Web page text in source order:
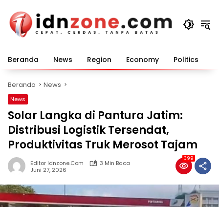
konten
Beranda News Region Economy Politics
Beranda News
News
Solar Langka di Pantura Jatim:
Distribusi Logistik Tersendat,
Produktivitas Truk Merosot Tajam
Editor Idnzone.com
3 Min Baca
Juni 27, 2026
399